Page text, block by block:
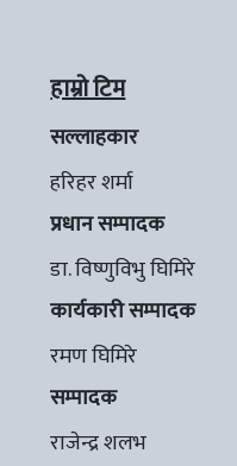
हाम्रो टिम
सल्लाहकार
हरिहर शर्मा
प्रधान सम्पादक
डा. विष्णुविभु घिमिरे
कार्यकारी सम्पादक
रमण घिमिरे
सम्पादक
राजेन्द्र शलभ